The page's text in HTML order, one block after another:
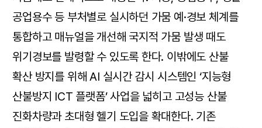
공업용수 등 부처별로 실시하던 가뭄 예·경보 체계를
통합하고 매뉴얼을 개선해 국지적 가뭄 발생 때도
위기경보를 발령할 수 있도록 한다. 이밖에도 산불
확산 방지를 위해 AI 실시간 감시 시스템인 ‘지능형
산불방지 ICT 플랫폼’ 사업을 넓히고 고성능 산불
진화차량과 초대형 헬기 도입을 확대한다. 기존